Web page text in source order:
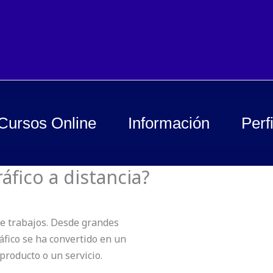
Online Información
a distancia?
trabajos. Desde grandes
se ha convertido en un
o un servicio.